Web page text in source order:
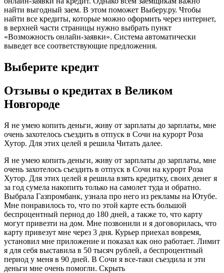
найти выгодный заем. В этом поможет Выберу.ру. Чтобы
найти все кредиты, которые можно оформить через интернет,
в верхней части страницы нужно выбрать пункт
«Возможность онлайн-заявки». Система автоматически
выведет все соответствующие предложения.
Выберите кредит
Отзывы о кредитах в Великом
Новгороде
Я не умею копить деньги, живу от зарплаты до зарплаты, мне
очень захотелось съездить в отпуск в Сочи на курорт Роза
Хутор. Для этих целей я решила Читать далее.
Я не умею копить деньги, живу от зарплаты до зарплаты, мне
очень захотелось съездить в отпуск в Сочи на курорт Роза
Хутор. Для этих целей я решила взять кредитку, своих денег я
за год сумела накопить только на самолет туда и обратно.
Выбрала Газпромбанк, узнала про него из рекламы на Ютубе.
Мне понравилось то, что по этой карте есть большой
беспроцентный период до 180 дней, а также то, что карту
могут привезти на дом. Мне позвонили и я договорилась, что
карту привезут мне через 3 дня. Курьер приехал вовремя,
установил мне приложение и показал как оно работает. Лимит
я для себя выставила в 50 тысяч рублей, а беспроцентный
период у меня в 90 дней. В Сочи я все-таки съездила и эти
деньги мне очень помогли. Скрыть